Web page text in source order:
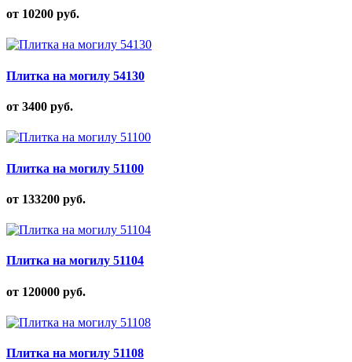
от 10200 руб.
Плитка на могилу 54130
от 3400 руб.
Плитка на могилу 51100
от 133200 руб.
Плитка на могилу 51104
от 120000 руб.
Плитка на могилу 51108